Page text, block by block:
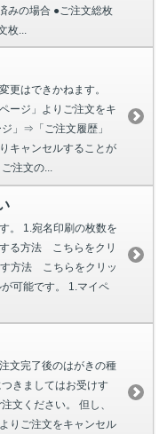
みの場合 ●ご注文総枚
枚...
更はできかねます。
ージ」よりご注文をキ
」⇒「ご注文履歴」
キャンセルすることが
注文の...
。 1.宛名印刷の枚数を
る方法 こちらをクリ
す方法 こちらをクリッ
可能です。 1.マイペ
文完了後のはがきの種
きましてはお受けす
文ください。 但し、
りご注文をキャンセル